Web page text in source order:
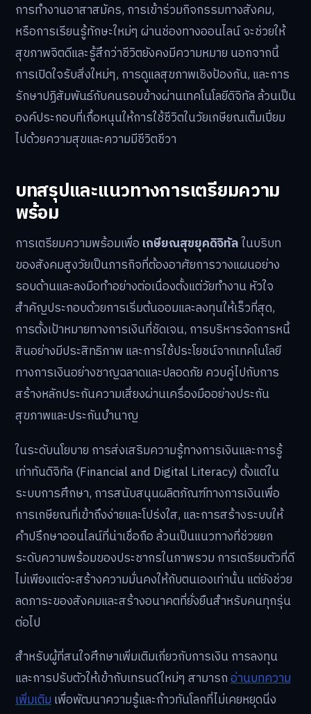
การทำงานอาสาสมัคร, การเข้าร่วมกิจกรรมทางสังคม,
หรือการเรียนรู้ทักษะใหม่ๆ ผ่านช่องทางออนไลน์ จะช่วยให้
สุขภาพจิตดีและรู้สึกว่าชีวิตยังคงมีความหมาย นอกจากนี้
การเปิดใจรับสิ่งใหม่ๆ, การดูแลสุขภาพเชิงป้องกัน, และการ
รักษาปฏิสัมพันธ์กับคนรอบข้างผ่านเทคโนโลยีดิจิทัล ล้วนเป็น
องค์ประกอบที่เกื้อหนุนให้การใช้ชีวิตในวัยเกษียณเต็มเปี่ยม
ไปด้วยความสุขและความมีชีวิตชีวา
บทสรุปและแนวทางการเตรียมความ
พร้อม
การเตรียมความพร้อมเพื่อ เกษียณสุขยุคดิจิทัลในบริบท
ของสังคมสูงวัยเป็นภารกิจที่ต้องอาศัยการวางแผนอย่าง
รอบด้านและลงมือทำอย่างต่อเนื่องตั้งแต่วัยทำงาน หัวใจ
สำคัญประกอบด้วยการเริ่มต้นออมและลงทุนให้เร็วที่สุด,
การตั้งเป้าหมายทางการเงินที่ชัดเจน, การบริหารจัดการหนี้
สินอย่างมีประสิทธิภาพ และการใช้ประโยชน์จากเทคโนโลยี
ทางการเงินอย่างชาญฉลาดและปลอดภัย ควบคู่ไปกับการ
สร้างหลักประกันความเสี่ยงผ่านเครื่องมืออย่างประกัน
สุขภาพและประกันบำนาญ
ในระดับนโยบาย การส่งเสริมความรู้ทางการเงินและการรู้
เท่าทันดิจิทัล (Financial and Digital Literacy) ตั้งแต่ใน
ระบบการศึกษา, การสนับสนุนผลิตภัณฑ์ทางการเงินเพื่อ
การเกษียณที่เข้าถึงง่ายและโปร่งใส, และการสร้างระบบให้
คำปรึกษาออนไลน์ที่น่าเชื่อถือ ล้วนเป็นแนวทางที่ช่วยยก
ระดับความพร้อมของประชากรในภาพรวม การเตรียมตัวที่ดี
ไม่เพียงแต่จะสร้างความมั่นคงให้กับตนเองเท่านั้น แต่ยังช่วย
ลดภาระของสังคมและสร้างอนาคตที่ยั่งยืนสำหรับคนทุกรุ่น
ต่อไป
สำหรับผู้ที่สนใจศึกษาเพิ่มเติมเกี่ยวกับการเงิน การลงทุน
และการปรับตัวให้เข้ากับเทรนด์ใหม่ๆ สามารถอ่านบทความ
เพิ่มเติมเพื่อพัฒนาความรู้และก้าวทันโลกที่ไม่เคยหยุดนิ่ง